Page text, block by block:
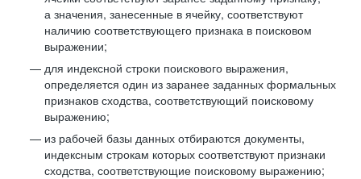
а значения, занесенные в ячейку, соответствуют
наличию соответствующего признака в поисковом
выражении;
для индексной строки поискового выражения,
определяется один из заранее заданных формальных
признаков сходства, соответствующий поисковому
выражению;
из рабочей базы данных отбираются документы,
индексным строкам которых соответствуют признаки
сходства, соответствующие поисковому выражению;